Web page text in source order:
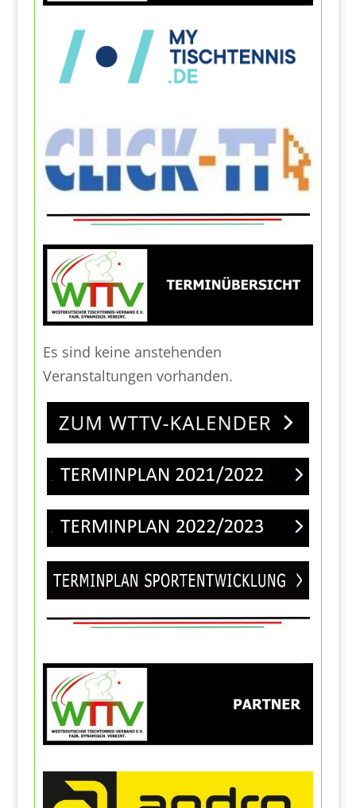
Es sind keine anstehenden
Veranstaltungen vorhanden.